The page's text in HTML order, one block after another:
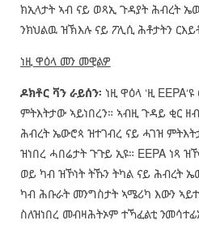
ክኢላታት ኣብ ናይ ወጻኢ ጉዳያት ሕብረት
ንክህልዉ ዝኽእሉ ናይ ፖሊሲ ሕቶታትን
ነዚ ዋዕላ መን መዊልዎ
ዶክቶር ቫን ራይሰን፡ ነዚ ዋዕላ ‘ዚ
ምትእትታው ኣይነበረን። ኣብዚ ጉዳይ ቂር
ሕብረት ኤውሮጳ ዝተገብረ ናይ ሓገዝ
ዝነበረ ሓበሬታት ጉጉይ ኢዩ። EEPA ነጻ
ወይ ካብ ዝኾነት ትኹን ትካል ናይ ሕብረት
ካብ ሕቡራት መንግስታት ኣሜሪካ እውን
ስለዝነበረ መብዛሕትኦም ተኻፈልቲ